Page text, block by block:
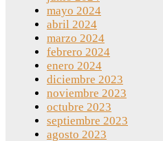
mayo 2024
abril 2024
marzo 2024
febrero 2024
enero 2024
diciembre 2023
noviembre 2023
octubre 2023
septiembre 2023
agosto 2023